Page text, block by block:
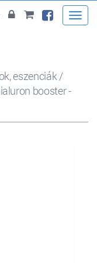
eszenciák/
booster -